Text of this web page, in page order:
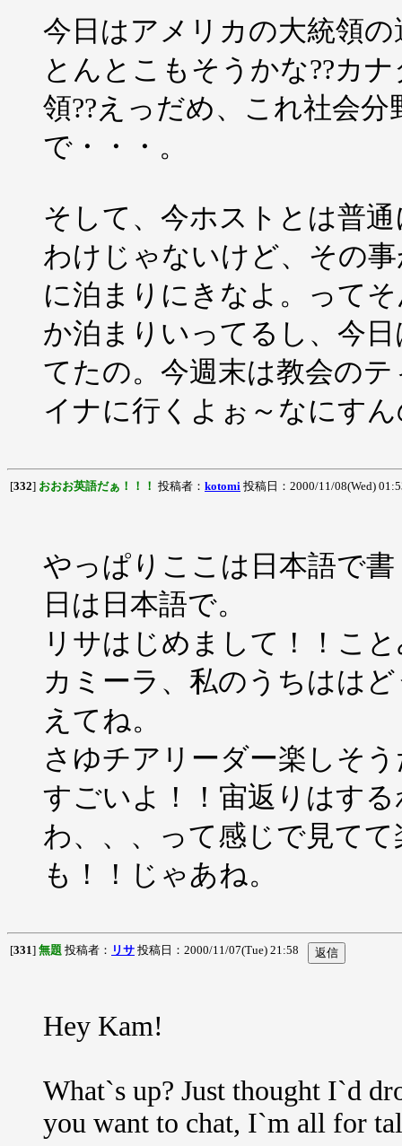
今日はアメリカの大統領
とんとこもそうかな??カ
領??えっだめ、これ社会
で・・・。
そして、今ホストとは普
わけじゃないけど、その
に泊まりにきなよ。って
か泊まりいってるし、今
てたの。今週末は教会の
イナに行くよぉ～なにす
[332] おおお英語だぁ！！！ 投稿者： kotomi 投稿日：2000/11/08(Wed)
やっぱりここは日本語で
日は日本語で。
リサはじめまして！！こ
カミーラ、私のうちはは
えてね。
さゆチアリーダー楽しそ
すごいよ！！宙返りはす
わ、、、って感じで見て
も！！じゃあね。
[331] 無題 投稿者： リサ 投稿日：2000/11/07(Tue) 21:58
Hey Kam!
What`s up? Just thought I`d
you want to chat, I`m all for